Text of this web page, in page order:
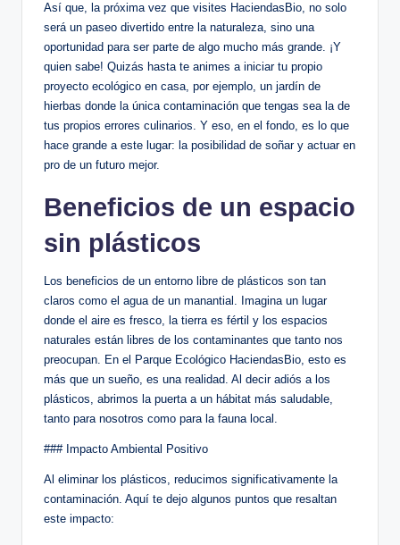
Así que, la próxima vez que visites HaciendasBio, no solo
será un paseo divertido entre la naturaleza, sino una
oportunidad para ser parte de algo mucho más grande. ¡Y
quien sabe! Quizás hasta te animes a iniciar tu propio
proyecto ecológico en casa, por ejemplo, un jardín de
hierbas donde la única contaminación que tengas sea la de
tus propios errores culinarios. Y eso, en el fondo, es lo que
hace grande a este lugar: la posibilidad de soñar y actuar en
pro de un futuro mejor.
Beneficios de un espacio
sin plásticos
Los beneficios de un entorno libre de plásticos son tan
claros como el agua de un manantial. Imagina un lugar
donde el aire es fresco, la tierra es fértil y los espacios
naturales están libres de los contaminantes que tanto nos
preocupan. En el Parque Ecológico HaciendasBio, esto es
más que un sueño, es una realidad. Al decir adiós a los
plásticos, abrimos la puerta a un hábitat más saludable,
tanto para nosotros como para la fauna local.
### Impacto Ambiental Positivo
Al eliminar los plásticos, reducimos significativamente la
contaminación. Aquí te dejo algunos puntos que resaltan
este impacto: